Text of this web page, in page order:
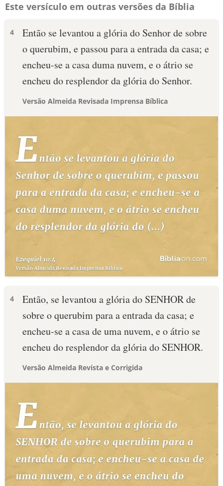
Este versículo em outras versões da Bíblia
4
Então se levantou a glória do Senhor de sobre
o querubim, e passou para a entrada da casa; e
encheu-se a casa duma nuvem, e o átrio se
encheu do resplendor da glória do Senhor.
Versão Almeida Revisada Imprensa Bíblica
4
Então, se levantou a glória do SENHOR de
sobre o querubim para a entrada da casa; e
encheu-se a casa de uma nuvem, e o átrio se
encheu do resplendor da glória do SENHOR.
Versão Almeida Revista e Corrigida